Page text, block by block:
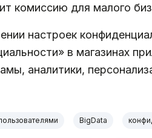
комиссию для малого
настроек
в магазинах
аналитики,
BigData